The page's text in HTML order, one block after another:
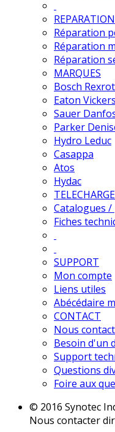
REPARATION
Réparation
Réparation
Réparation
MARQUES
Bosch
Eaton Vickers
Sauer
Parker
Hydro Leduc
Casappa
Atos
Hydac
Catalogues /
Fiches
SUPPORT
Mon compte
Liens utiles
Abécédaire
CONTACT
Nous
Besoin d'un
Support
Questions
Foire aux
© 2016 Synotec
Nous contacter